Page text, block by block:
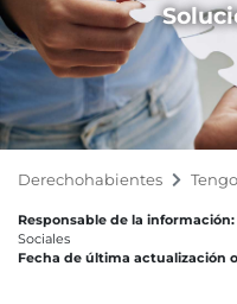
Derechohabientes
Responsable de la información:
Sociales
Fecha de última actualización